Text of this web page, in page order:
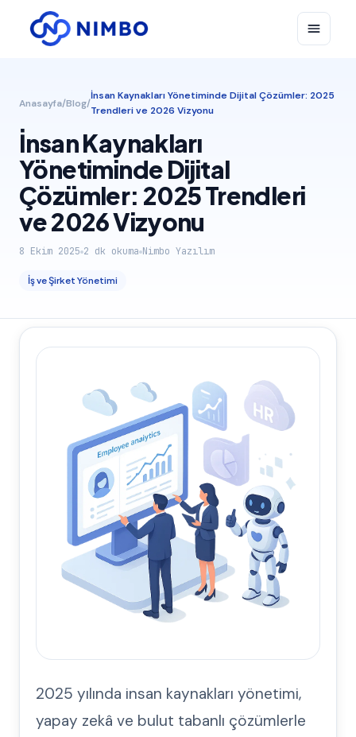
Anasayfa/Blog/
İnsan Kaynakları Yönetiminde Dijital Çözümler: 2025
Trendleri ve 2026 Vizyonu
İnsan Kaynakları
Yönetiminde Dijital
Çözümler: 2025 Trendleri
ve 2026 Vizyonu
8 Ekim 2025 2 dk okuma Nimbo Yazılım
İş ve Şirket Yönetimi
2025 yılında insan kaynakları yönetimi,
yapay zekâ ve bulut tabanlı çözümlerle